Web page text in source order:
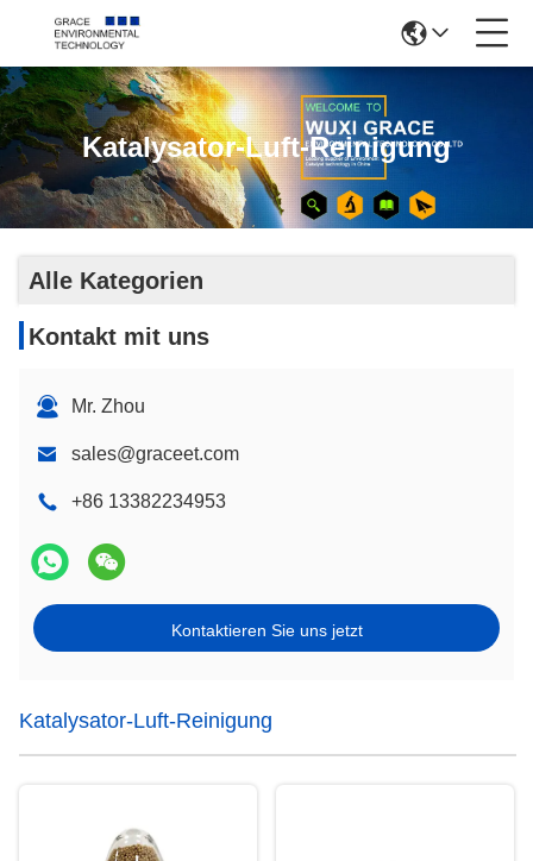
Katalysator-Luft-Reinigung
Alle Kategorien
Kontakt mit uns
Mr. Zhou
sales@graceet.com
+86 13382234953
Kontaktieren Sie uns jetzt
Katalysator-Luft-Reinigung